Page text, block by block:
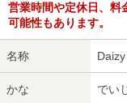
営業時間や定休日、料
可能性もあります。
名称
かな でい